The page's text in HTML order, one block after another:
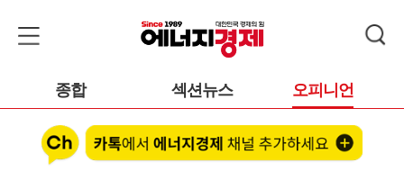
종합 섹션뉴스 오피니언